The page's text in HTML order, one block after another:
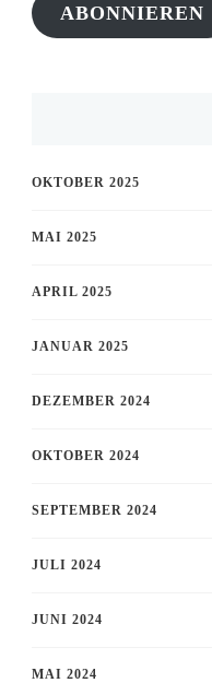
ABONNIEREN
OKTOBER 2025
MAI 2025
APRIL 2025
JANUAR 2025
DEZEMBER 2024
OKTOBER 2024
SEPTEMBER 2024
JULI 2024
JUNI 2024
MAI 2024